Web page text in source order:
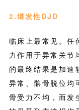
2.继发性DJD
临床上最常见。任
力作用于异常关节
的最终结果是加速
异常、髌骨脱位均
骨受力不均，而发